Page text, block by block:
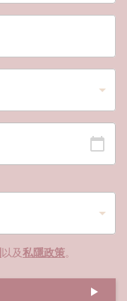
以及私隱政策。